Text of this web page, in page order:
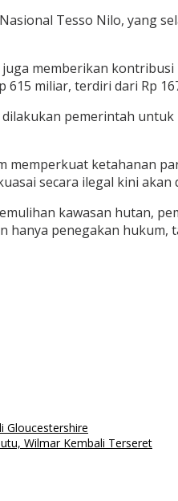
Tesso Nilo, yang
memberikan
miliar, terdiri dari Rp
pemerintah
ketahanan
secara ilegal kini
kawasan hutan,
penegakan
Gloucestershire
Wilmar Kembali Terseret